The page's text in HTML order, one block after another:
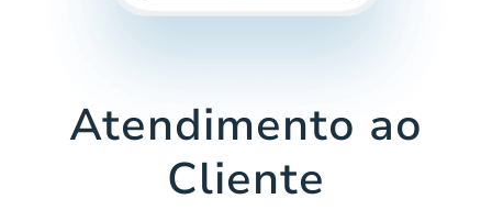
Atendimento ao
Cliente